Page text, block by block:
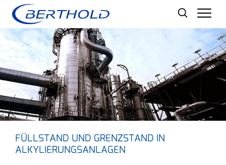
FÜLLSTAND UND GRENZSTAND IN
ALKYLIERUNGSANLAGEN